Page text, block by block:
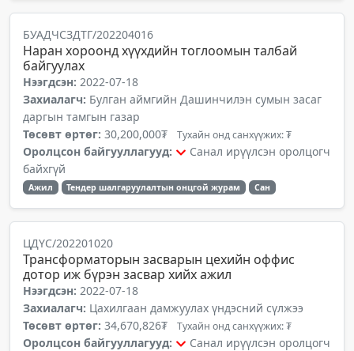
БУАДЧСЗДТГ/202204016
Наран хороонд хүүхдийн тоглоомын талбай
байгуулах
Нээгдсэн: 2022-07-18
Захиалагч: Булган аймгийн Дашинчилэн сумын засаг
даргын тамгын газар
Төсөвт өртөг: 30,200,000₮ Тухайн онд санхүүжих: ₮
Оролцсон байгууллагууд:
Санал ирүүлсэн оролцогч
байхгүй
Ажил Тендер шалгаруулалтын онцгой журам Сан
ЦДҮС/202201020
Трансформаторын засварын цехийн оффис
дотор иж бүрэн засвар хийх ажил
Нээгдсэн: 2022-07-18
Захиалагч: Цахилгаан дамжуулах үндэсний сүлжээ
Төсөвт өртөг: 34,670,826₮ Тухайн онд санхүүжих: ₮
Оролцсон байгууллагууд:
Санал ирүүлсэн оролцогч